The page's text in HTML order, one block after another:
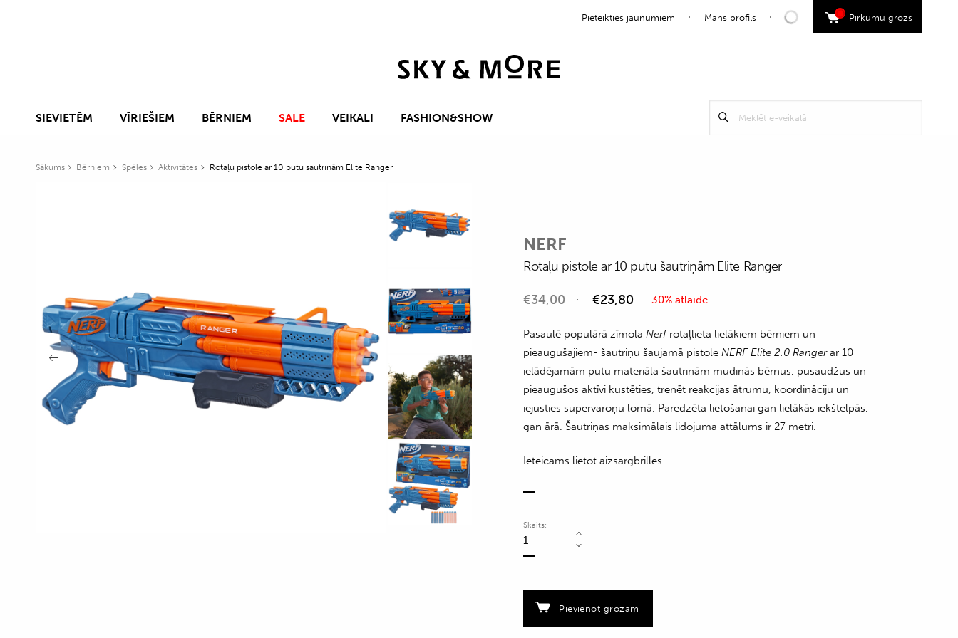
Pieteikties jaunumiem Mans profils Pirkumu grozs
0
SIEVIETĒM VĪRIEŠIEM BĒRNIEM SALE VEIKALI FASHION&SHOW Meklēt
Sākums Bērniem Spēles Aktivitātes Rotaļu pistole ar 10 putu šautriņām Elite Ranger
NERF
Rotaļu pistole ar 10 putu šautriņām Elite Ranger
€34,00 €23,80 -30% atlaide
Pasaulē populārā zīmola Nerf rotaļlieta lielākiem bērniem un
pieaugušajiem- šautriņu šaujamā pistoleNERF Elite 2.0 Rangerar 10
ielādējamām putu materiāla šautriņām mudinās bērnus, pusaudžus un
pieaugušos aktīvi kustēties, trenēt reakcijas ātrumu, koordināciju un
iejusties supervaroņu lomā. Paredzēta lietošanai gan lielākās iekštelpās,
gan ārā. Šautriņas maksimālais lidojuma attālums ir 27 metri.
Ieteicams lietot aizsargbrilles.
Skaits:
Rotaļu
pistole
10
putu
šautriņām
Pievienot grozam